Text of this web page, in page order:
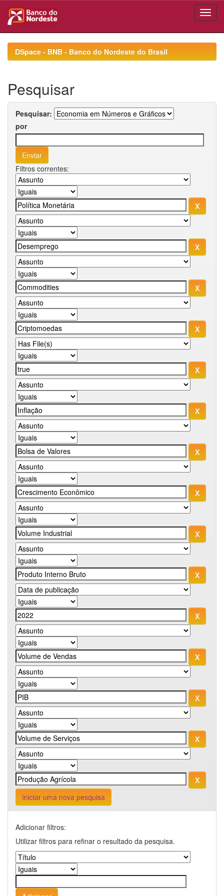
navigationDSpace - BNB - Banco do Nordeste do Brasil
Pesquisar
Pesquisar:
por
Filtros correntes:
Iniciar uma nova pesquisa
Adicionar filtros:
Utilizar filtros para refinar o resultado da pesquisa.